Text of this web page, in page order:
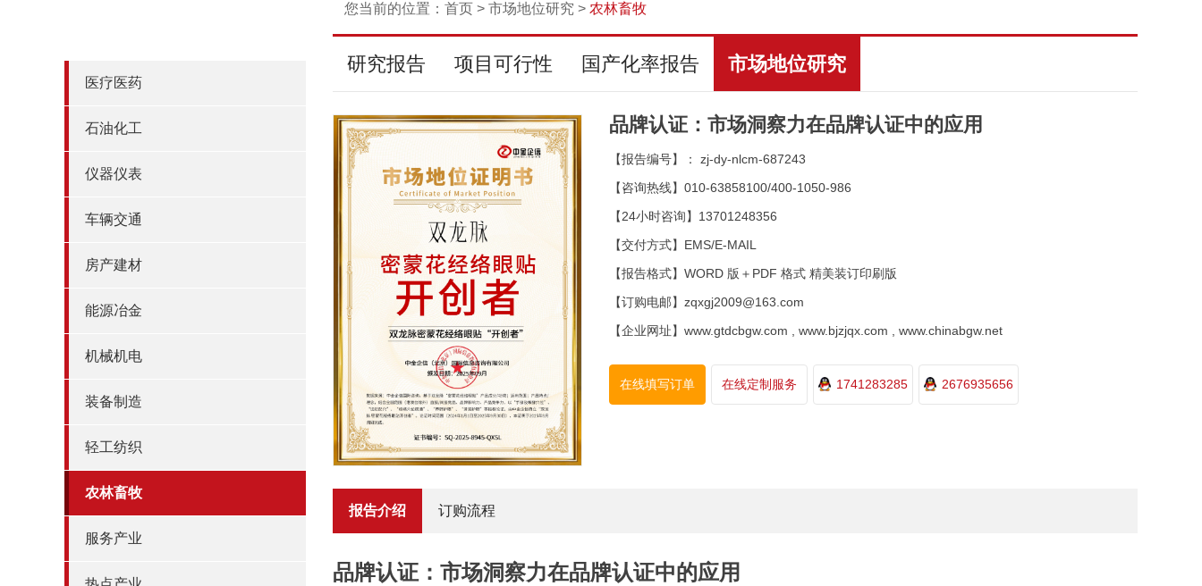
医疗医药
石油化工
仪器仪表
车辆交通
房产建材
能源冶金
机械机电
装备制造
轻工纺织
农林畜牧
服务产业
您当前的位置： 首页 > 市场地位研究 > 农林畜牧
研究报告 项目可行性 国产化率报告 市场地位研究
品牌认证：市场洞察力在品牌认证中的应用
【报告编号】： zj-dy-nlcm-687243
【咨询热线】010-63858100/400-1050-986
【24小时咨询】13701248356
【交付方式】EMS/E-MAIL
【报告格式】WORD 版＋PDF 格式 精美装订印刷版
【订购电邮】zqxgj2009@163.com
【企业网址】www.gtdcbgw.com , www.bjzjqx.com , www.chinabgw.net
在线填写订单 在线定制服务 1741283285 2676935656
报告介绍 订购流程
品牌认证：市场洞察力在品牌认证中的应用